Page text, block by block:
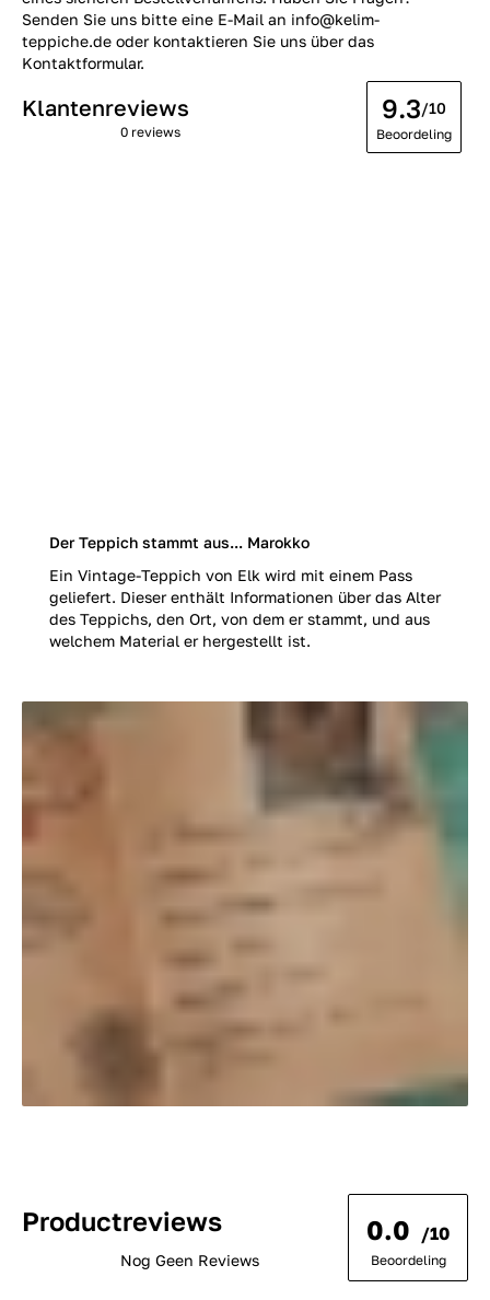
Senden Sie uns bitte eine E-Mail an info@kelim-
teppiche.de oder kontaktieren Sie uns über das
Kontaktformular.
Der Teppich stammt aus... Marokko
Ein Vintage-Teppich von Elk wird mit einem Pass
geliefert. Dieser enthält Informationen über das Alter
des Teppichs, den Ort, von dem er stammt, und aus
welchem Material er hergestellt ist.
Klantenreviews
0 reviews
9.3/10
Beoordeling
Productreviews
Nog Geen Reviews
0.0 /10
Beoordeling